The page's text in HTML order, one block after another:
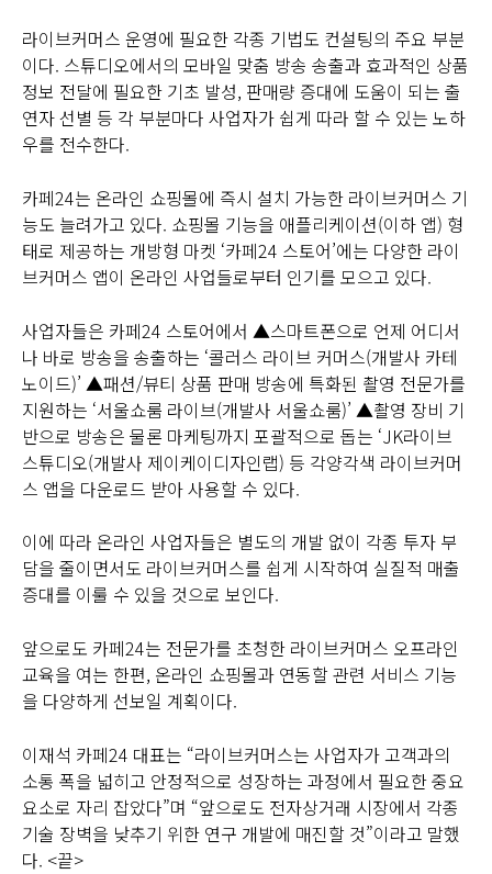
라이브커머스 운영에 필요한 각종 기법도 컨설팅의 주요 부분
이다. 스튜디오에서의 모바일 맞춤 방송 송출과 효과적인 상품
정보 전달에 필요한 기초 발성, 판매량 증대에 도움이 되는 출
연자 선별 등 각 부분마다 사업자가 쉽게 따라 할 수 있는 노하
우를 전수한다.
카페24는 온라인 쇼핑몰에 즉시 설치 가능한 라이브커머스 기
능도 늘려가고 있다. 쇼핑몰 기능을 애플리케이션(이하 앱) 형
태로 제공하는 개방형 마켓 ‘카페24 스토어’에는 다양한 라이
브커머스 앱이 온라인 사업들로부터 인기를 모으고 있다.
사업자들은 카페24 스토어에서 ▲스마트폰으로 언제 어디서
나 바로 방송을 송출하는 ‘콜러스 라이브 커머스(개발사 카테
노이드)’ ▲패션/뷰티 상품 판매 방송에 특화된 촬영 전문가를
지원하는 ‘서울쇼룸 라이브(개발사 서울쇼룸)’ ▲촬영 장비 기
반으로 방송은 물론 마케팅까지 포괄적으로 돕는 ‘JK라이브
스튜디오(개발사 제이케이디자인랩) 등 각양각색 라이브커머
스 앱을 다운로드 받아 사용할 수 있다.
이에 따라 온라인 사업자들은 별도의 개발 없이 각종 투자 부
담을 줄이면서도 라이브커머스를 쉽게 시작하여 실질적 매출
증대를 이룰 수 있을 것으로 보인다.
앞으로도 카페24는 전문가를 초청한 라이브커머스 오프라인
교육을 여는 한편, 온라인 쇼핑몰과 연동할 관련 서비스 기능
을 다양하게 선보일 계획이다.
이재석 카페24 대표는 “라이브커머스는 사업자가 고객과의
소통 폭을 넓히고 안정적으로 성장하는 과정에서 필요한 중요
요소로 자리 잡았다”며 “앞으로도 전자상거래 시장에서 각종
기술 장벽을 낮추기 위한 연구 개발에 매진할 것”이라고 말했
다. <끝>